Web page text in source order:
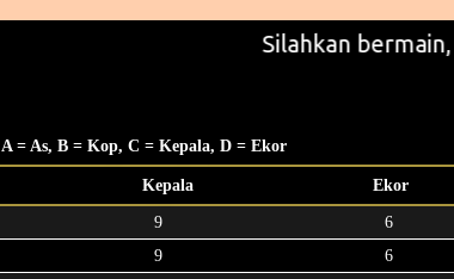
Silahkan bermain,
A = As, B = Kop, C = Kepala, D = Ekor
Kepala Ekor
9
6
9
6